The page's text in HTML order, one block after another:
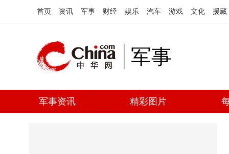
首页 资讯 军事 财经 娱乐 汽车 游戏 文化 援藏
军事
军事资讯 精彩图片